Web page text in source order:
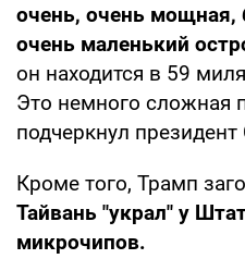
очень, очень мощная,
очень маленький
он находится в 59
Это немного сложная
подчеркнул
Кроме того, Трамп
Тайвань "украл" у
микрочипов.